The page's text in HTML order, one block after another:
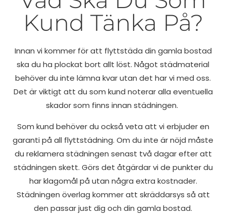
Kund Tänka På?
Innan vi kommer för att flyttstäda din gamla bostad
ska du ha plockat bort allt löst. Något städmaterial
behöver du inte lämna kvar utan det har vi med oss.
Det är viktigt att du som kund noterar alla eventuella
skador som finns innan städningen.
Som kund behöver du också veta att vi erbjuder en
garanti på all flyttstädning. Om du inte är nöjd måste
du reklamera städningen senast två dagar efter att
städningen skett. Görs det åtgärdar vi de punkter du
har klagomål på utan några extra kostnader.
Städningen överlag kommer att skräddarsys så att
den passar just dig och din gamla bostad.